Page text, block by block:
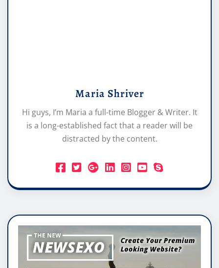
Maria Shriver
Hi guys, I’m Maria a full-time Blogger & Writer. It
is a long-established fact that a reader will be
distracted by the content.